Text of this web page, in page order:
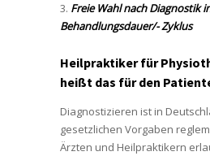
Freie Wahl nach Diagnostik
Behandlungsdauer/- Zyklus
Heilpraktiker für
heißt das für den
Diagnostizieren ist in
gesetzlichen Vorgaben
Ärzten und Heilpraktikern